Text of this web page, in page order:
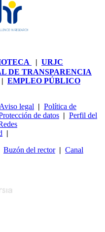
| URJC
DE TRANSPARENCIA
| EMPLEO PÚBLICO
Aviso legal | Política de
de datos | Perfil del
|
Buzón del rector| Canal